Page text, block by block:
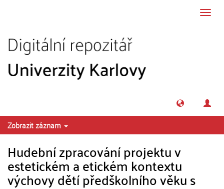
Zobrazit záznam
Hudební zpracování projektu v
estetickém a etickém kontextu
výchovy dětí předškolního věku s